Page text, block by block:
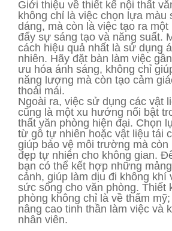
Giới thiệu về thiết kế nội thất
không chỉ là việc chọn lựa màu
dáng, mà còn là việc tạo ra
đẩy sự sáng tạo và năng suất.
cách hiệu quả nhất là sử dụng
nhiên. Hãy đặt bàn làm việc
ưu hóa ánh sáng, không chỉ
năng lượng mà còn tạo cảm
thoải mái.
Ngoài ra, việc sử dụng các vật
cũng là một xu hướng nổi bật
thất văn phòng hiện đại. Chọn
từ gỗ tự nhiên hoặc vật liệu tái
giúp bảo vệ môi trường mà còn
đẹp tự nhiên cho không gian.
bạn có thể kết hợp những
cảnh, giúp làm dịu đi không khí
sức sống cho văn phòng. Thiết
phòng không chỉ là về thẩm
nâng cao tinh thần làm việc và
nhân viên.